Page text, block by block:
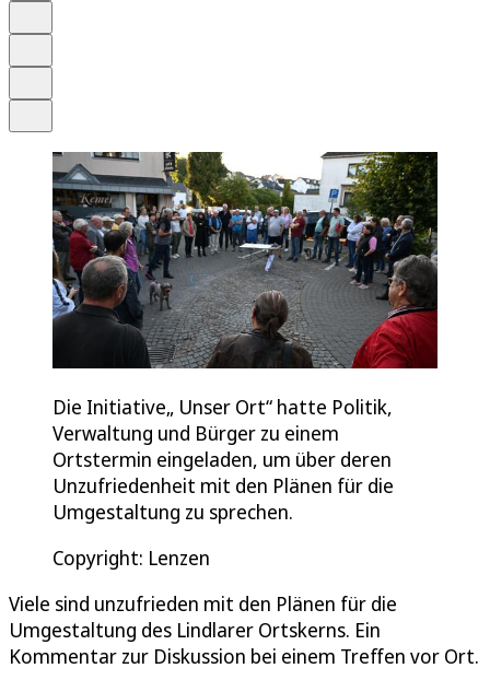
Die Initiative„ Unser Ort“ hatte Politik,
Verwaltung und Bürger zu einem
Ortstermin eingeladen, um über deren
Unzufriedenheit mit den Plänen für die
Umgestaltung zu sprechen.
Copyright: Lenzen
Viele sind unzufrieden mit den Plänen für die
Umgestaltung des Lindlarer Ortskerns. Ein
Kommentar zur Diskussion bei einem Treffen vor Ort.